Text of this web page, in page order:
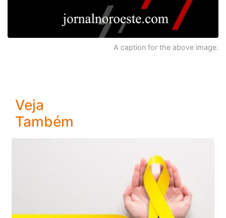
A caption for the above image.
Veja
Também